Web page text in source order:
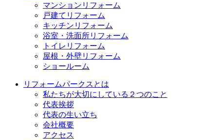
マンションリフォーム
戸建てリフォーム
キッチンリフォーム
浴室・洗面所リフォーム
トイレリフォーム
屋根・外壁リフォーム
ショールーム
リフォームパークスとは
私たちが大切にしている２つのこと
代表挨拶
代表の生い立ち
会社概要
アクセス